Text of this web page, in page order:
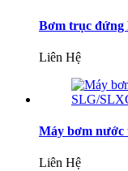
Bơm trục đứng
Liên Hệ
Máy bơm nước
Liên Hệ